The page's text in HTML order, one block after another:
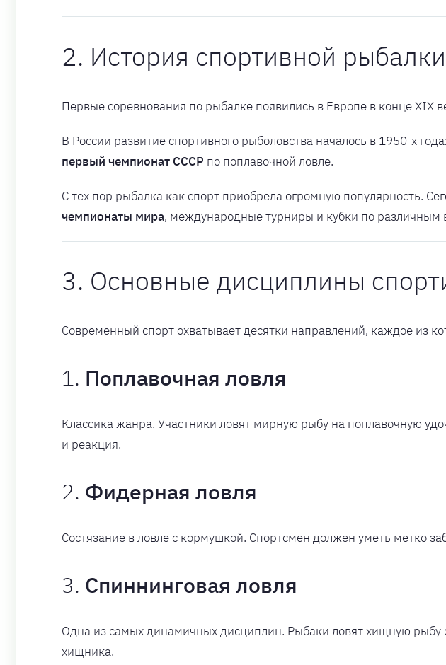
2. История спортивной рыбалки
Первые соревнования по рыбалке появились в Европе в конце XIX
В России развитие спортивного рыболовства началось в 1950-х
первый чемпионат СССР по поплавочной ловле.
С тех пор рыбалка как спорт приобрела огромную популярность.
чемпионаты мира, международные турниры и кубки по различным
3. Основные дисциплины
Современный спорт охватывает десятки направлений, каждое из
1. Поплавочная ловля
Классика жанра. Участники ловят мирную рыбу на поплавочную
и реакция.
2. Фидерная ловля
Состязание в ловле с кормушкой. Спортсмен должен уметь метко
3. Спиннинговая ловля
Одна из самых динамичных дисциплин. Рыбаки ловят хищную рыбу
хищника.